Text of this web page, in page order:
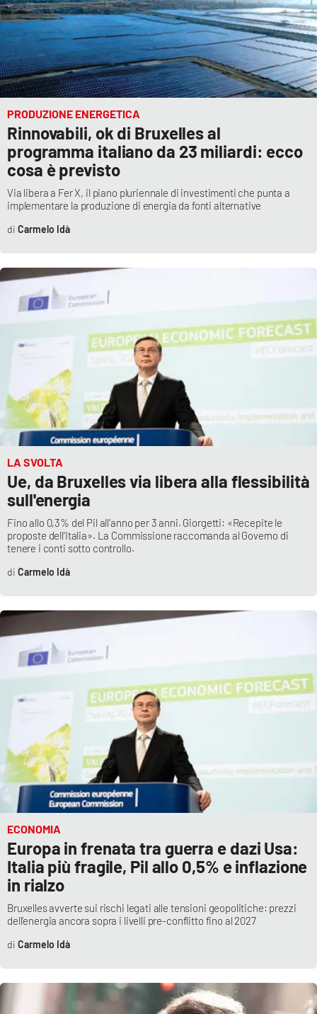
PRODUZIONE ENERGETICA
Rinnovabili, ok di Bruxelles al
programma italiano da 23 miliardi: ecco
cosa è previsto
Via libera a Fer X, il piano pluriennale di investimenti che punta a
implementare la produzione di energia da fonti alternative
Carmelo Idà
LA SVOLTA
Ue, da Bruxelles via libera alla flessibilità
sull'energia
Fino allo 0,3% del Pil all'anno per 3 anni. Giorgetti: «Recepite le
proposte dell'Italia». La Commissione raccomanda al Governo di
tenere i conti sotto controllo.
Carmelo Idà
ECONOMIA
Europa in frenata tra guerra e dazi Usa:
Italia più fragile, Pil allo 0,5% e inflazione
in rialzo
Bruxelles avverte sui rischi legati alle tensioni geopolitiche: prezzi
dell’energia ancora sopra i livelli pre-conflitto fino al 2027
Carmelo Idà